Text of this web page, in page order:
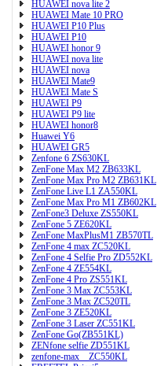
HUAWEI nova lite 2
HUAWEI Mate 10 PRO
HUAWEI P10 Plus
HUAWEI P10
HUAWEI honor 9
HUAWEI nova lite
HUAWEI nova
HUAWEI Mate9
HUAWEI Mate S
HUAWEI P9
HUAWEI P9 lite
HUAWEI honor8
Huawei Y6
HUAWEI GR5
Zenfone 6 ZS630KL
ZenFone Max M2 ZB633KL
ZenFone Max Pro M2 ZB631KL
ZenFone Live L1 ZA550KL
ZenFone Max Pro M1 ZB602KL
ZenFone3 Deluxe ZS550KL
ZenFone 5 ZE620KL
ZenFone MaxPlusM1 ZB570TL
ZenFone 4 max ZC520KL
ZenFone 4 Selfie Pro ZD552KL
ZenFone 4 ZE554KL
ZenFone 4 Pro ZS551KL
ZenFone 3 Max ZC553KL
ZenFone 3 Max ZC520TL
ZenFone 3 ZE520KL
ZenFone 3 Laser ZC551KL
ZenFone Go(ZB551KL)
ZENfone selfie ZD551KL
zenfone-max ZC550KL